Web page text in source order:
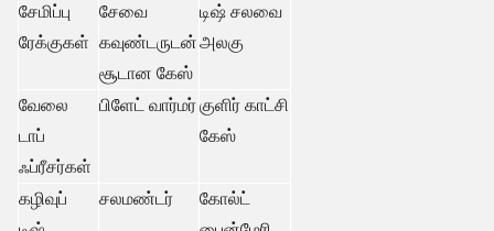
சேமிப்பு
ரேக்குகள்
சேவை
கவுண்டருடன்
சூடான கேஸ்
டிஷ் சலவை
அலகு
வேலை
டாப்
ஃப்ரீசர்கள்
பிளேட் வார்மர்குளிர் காட்சி
கேஸ்
கழிவுப்
சலமண்டர்
கோல்ட்